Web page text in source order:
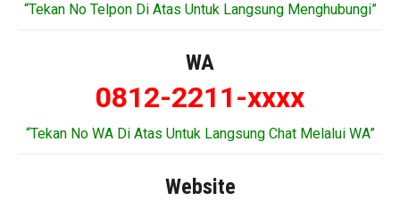
“Tekan No Telpon Di Atas Untuk Langsung Menghubungi”
WA
0812-2211-xxxx
“Tekan No WA Di Atas Untuk Langsung Chat Melalui WA”
Website